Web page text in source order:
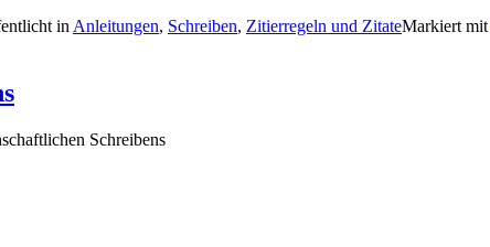
inAnleitungen, Schreiben, Zitierregeln und ZitateMarkiert mit
Schreibens